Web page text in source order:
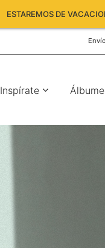
ESTAREMOS DE
Inspírate